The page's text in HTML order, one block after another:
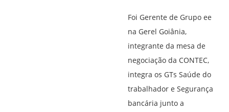
Foi Gerente de Grupo ee
na Gerel Goiânia,
integrante da mesa de
negociação da CONTEC,
integra os GTs Saúde do
trabalhador e Segurança
bancária junto a